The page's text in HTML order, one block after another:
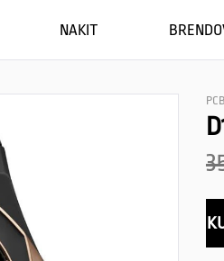
NAKIT